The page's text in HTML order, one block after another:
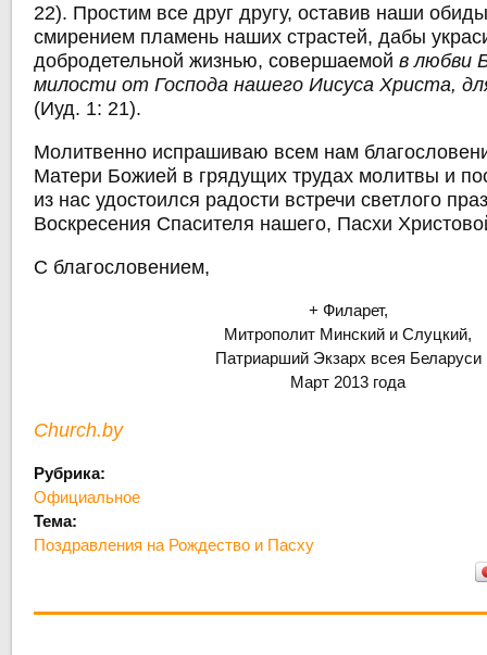
22). Простим все друг другу, оставив наши
смирением пламень наших страстей, дабы
добродетельной жизнью, совершаемойв любви
милости от Господа нашего Иисуса Христа,
(Иуд. 1: 21).
Молитвенно испрашиваю всем нам
Матери Божией в грядущих трудах молитвы и
из нас удостоился радости встречи светлого
Воскресения Спасителя нашего, Пасхи
С благословением,
+ Филарет,
Митрополит Минский и Слуцкий,
Патриарший Экзарх всея Беларуси
Март 2013 года
Church.by
Рубрика:
Официальное
Тема:
Поздравления на Рождество и Пасху